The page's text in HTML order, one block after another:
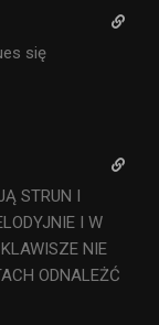
się
STRUN I
I W
NIE
ODNALEŻĆ